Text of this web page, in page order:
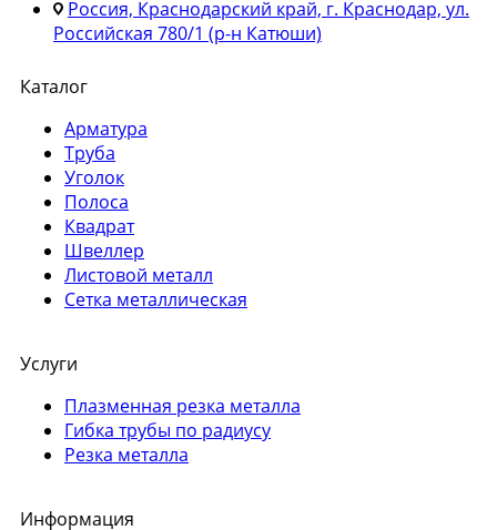
Россия, Краснодарский край, г. Краснодар, ул.
Российская 780/1 (р-н Катюши)
Каталог
Арматура
Труба
Уголок
Полоса
Квадрат
Швеллер
Листовой металл
Сетка металлическая
Услуги
Плазменная резка металла
Гибка трубы по радиусу
Резка металла
Информация